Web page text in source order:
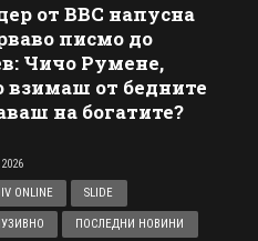
от ВВС напусна
писмо до
Чичо Румене,
взимаш от бедните
на богатите?
ONLINE
SLIDE
ПОСЛЕДНИ НОВИНИ